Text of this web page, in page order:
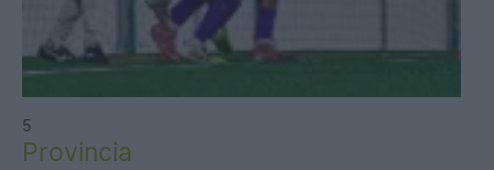
5
Provincia